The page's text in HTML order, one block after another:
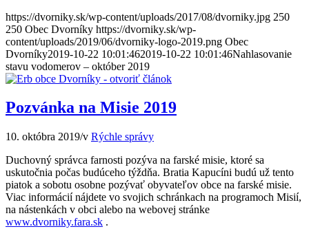
https://dvorniky.sk/wp-content/uploads/2017/08/dvorniky.jpg 250
250 Obec Dvorníky https://dvorniky.sk/wp-
content/uploads/2019/06/dvorniky-logo-2019.png Obec
Dvorníky2019-10-22 10:01:462019-10-22 10:01:46Nahlasovanie
stavu vodomerov – október 2019
Pozvánka na Misie 2019
10. októbra 2019/v Rýchle správy
Duchovný správca farnosti pozýva na farské misie, ktoré sa
uskutočnia počas budúceho týždňa. Bratia Kapucíni budú už tento
piatok a sobotu osobne pozývať obyvateľov obce na farské misie.
Viac informácií nájdete vo svojich schránkach na programoch Misií,
na nástenkách v obci alebo na webovej stránke
www.dvorniky.fara.sk .